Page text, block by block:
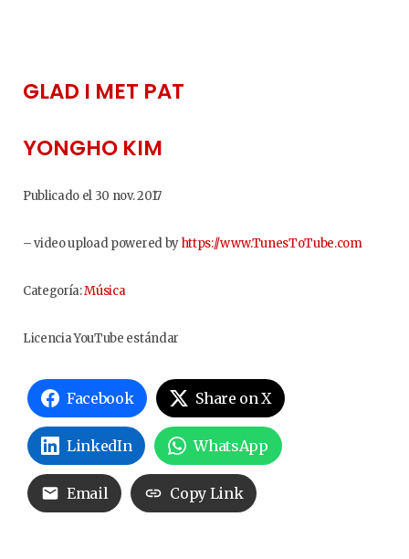
GLAD I MET PAT
YONGHO KIM
Publicado el 30 nov. 2017
– video upload powered byhttps://www.TunesToTube.com
Categoría:Música
Licencia YouTube estándar
Facebook Share on X
LinkedIn WhatsApp
Email Copy Link